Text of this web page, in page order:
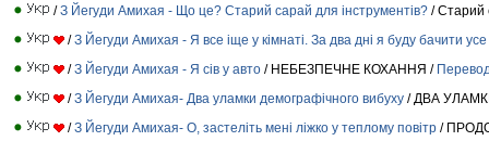
/З Йегуди Амихая - Що це? Старий сарай для інструментів? / Старий
/З Йегуди Амихая - Я все іще у кімнаті. За два дні я буду бачити усе
/З Йегуди Амихая - Я сів у авто / НЕБЕЗПЕЧНЕ КОХАННЯ /
/З Йегуди Амихая- Два уламки демографічного вибуху / ДВА
/З Йегуди Амихая- О, застеліть мені ліжко у теплому повітр /